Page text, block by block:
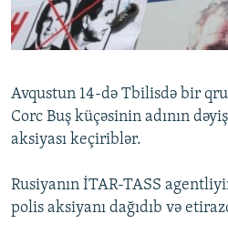
KARIKATURA
İSLAM VƏ DEMOKRATIYA
İZ - MƏDƏNIYYƏT PROQRAMI
PEŞƏ ETIKASI VƏ JURNALISTIKA
MATERIALLARIMIZDAN ISTIFADƏ
BIZIMLƏ ƏLAQƏ
XƏBƏR BÜLLETENLƏRIMIZ
Avqustun 14-də Tbilisdə bir
Corc Buş küçəsinin adının
aksiyası keçiriblər.
Rusiyanın İTAR-TASS
polis aksiyanı dağıdıb və